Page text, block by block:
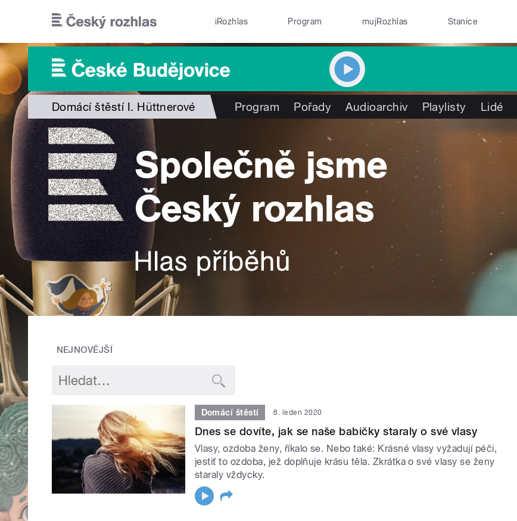
iRozhlas Program mujRozhlas Stanice
Domácí štěstí I. Hüttnerové Program Pořady Audioarchiv Playlisty Lidé
NEJNOVĚJŠÍ
Domácí štěstí 8. leden 2020
Dnes se dovíte, jak se naše babičky staraly o své vlasy
Vlasy, ozdoba ženy, říkalo se. Nebo také: Krásné vlasy vyžadují péči,
jestiť to ozdoba, jež doplňuje krásu těla. Zkrátka o své vlasy se ženy
staraly vždycky.